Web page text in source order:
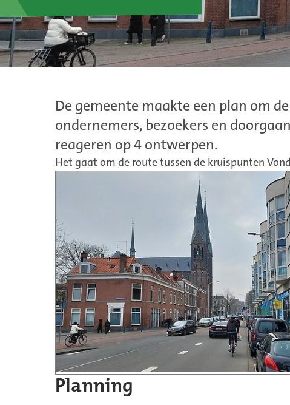
De gemeente maakte een plan om
ondernemers, bezoekers en
reageren op 4 ontwerpen.
Het gaat om de route tussen de kruispunten
Planning